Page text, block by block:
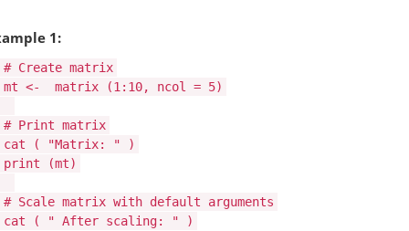
1:
# Create matrix
mt <-
matrix (1:10, ncol = 5)
# Print matrix
cat
( "Matrix: "
)
print
(mt)
# Scale matrix with default arguments
cat
( " After scaling: "
)